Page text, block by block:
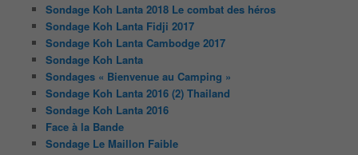
Sondage Koh Lanta 2018 Le combat des héros
Sondage Koh Lanta Fidji 2017
Sondage Koh Lanta Cambodge 2017
Sondage Koh Lanta
Sondages « Bienvenue au Camping »
Sondage Koh Lanta 2016 (2) Thailand
Sondage Koh Lanta 2016
Face à la Bande
Sondage Le Maillon Faible